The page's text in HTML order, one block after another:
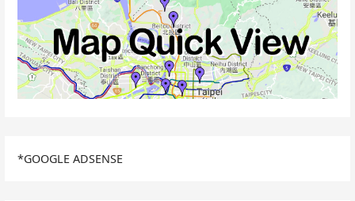
*GOOGLE ADSENSE